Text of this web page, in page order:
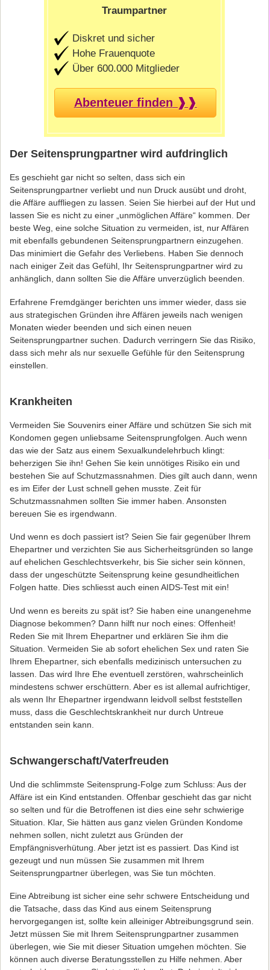
Traumpartner
Diskret und sicher
Hohe Frauenquote
Über 600.000 Mitglieder
Abenteuer finden ❱❱
Der Seitensprungpartner wird aufdringlich
Es geschieht gar nicht so selten, dass sich ein
Seitensprungpartner verliebt und nun Druck ausübt und droht,
die Affäre auffliegen zu lassen. Seien Sie hierbei auf der Hut und
lassen Sie es nicht zu einer „unmöglichen Affäre“ kommen. Der
beste Weg, eine solche Situation zu vermeiden, ist, nur Affären
mit ebenfalls gebundenen Seitensprungpartnern einzugehen.
Das minimiert die Gefahr des Verliebens. Haben Sie dennoch
nach einiger Zeit das Gefühl, Ihr Seitensprungpartner wird zu
anhänglich, dann sollten Sie die Affäre unverzüglich beenden.
Erfahrene Fremdgänger berichten uns immer wieder, dass sie
aus strategischen Gründen ihre Affären jeweils nach wenigen
Monaten wieder beenden und sich einen neuen
Seitensprungpartner suchen. Dadurch verringern Sie das Risiko,
dass sich mehr als nur sexuelle Gefühle für den Seitensprung
einstellen.
Krankheiten
Vermeiden Sie Souvenirs einer Affäre und schützen Sie sich mit
Kondomen gegen unliebsame Seitensprungfolgen. Auch wenn
das wie der Satz aus einem Sexualkundelehrbuch klingt:
beherzigen Sie ihn! Gehen Sie kein unnötiges Risiko ein und
bestehen Sie auf Schutzmassnahmen. Dies gilt auch dann, wenn
es im Eifer der Lust schnell gehen musste. Zeit für
Schutzmassnahmen sollten Sie immer haben. Ansonsten
bereuen Sie es irgendwann.
Und wenn es doch passiert ist? Seien Sie fair gegenüber Ihrem
Ehepartner und verzichten Sie aus Sicherheitsgründen so lange
auf ehelichen Geschlechtsverkehr, bis Sie sicher sein können,
dass der ungeschützte Seitensprung keine gesundheitlichen
Folgen hatte. Dies schliesst auch einen AIDS-Test mit ein!
Und wenn es bereits zu spät ist? Sie haben eine unangenehme
Diagnose bekommen? Dann hilft nur noch eines: Offenheit!
Reden Sie mit Ihrem Ehepartner und erklären Sie ihm die
Situation. Vermeiden Sie ab sofort ehelichen Sex und raten Sie
Ihrem Ehepartner, sich ebenfalls medizinisch untersuchen zu
lassen. Das wird Ihre Ehe eventuell zerstören, wahrscheinlich
mindestens schwer erschüttern. Aber es ist allemal aufrichtiger,
als wenn Ihr Ehepartner irgendwann leidvoll selbst feststellen
muss, dass die Geschlechtskrankheit nur durch Untreue
entstanden sein kann.
Schwangerschaft/Vaterfreuden
Und die schlimmste Seitensprung-Folge zum Schluss: Aus der
Affäre ist ein Kind entstanden. Offenbar geschieht das gar nicht
so selten und für die Betroffenen ist dies eine sehr schwierige
Situation. Klar, Sie hätten aus ganz vielen Gründen Kondome
nehmen sollen, nicht zuletzt aus Gründen der
Empfängnisverhütung. Aber jetzt ist es passiert. Das Kind ist
gezeugt und nun müssen Sie zusammen mit Ihrem
Seitensprungpartner überlegen, was Sie tun möchten.
Eine Abtreibung ist sicher eine sehr schwere Entscheidung und
die Tatsache, dass das Kind aus einem Seitensprung
hervorgegangen ist, sollte kein alleiniger Abtreibungsgrund sein.
Jetzt müssen Sie mit Ihrem Seitensprungpartner zusammen
überlegen, wie Sie mit dieser Situation umgehen möchten. Sie
können auch diverse Beratungsstellen zu Hilfe nehmen. Aber